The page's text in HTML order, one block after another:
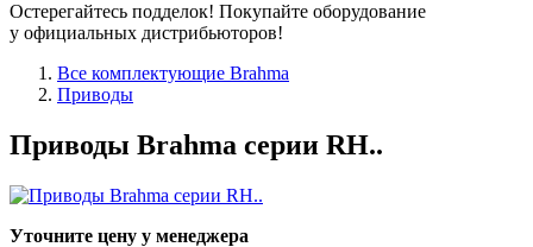
Остерегайтесь подделок! Покупайте оборудование
у официальных дистрибьюторов!
Все комплектующие Brahma
Приводы
Приводы Brahma серии RH..
Уточните цену у менеджера